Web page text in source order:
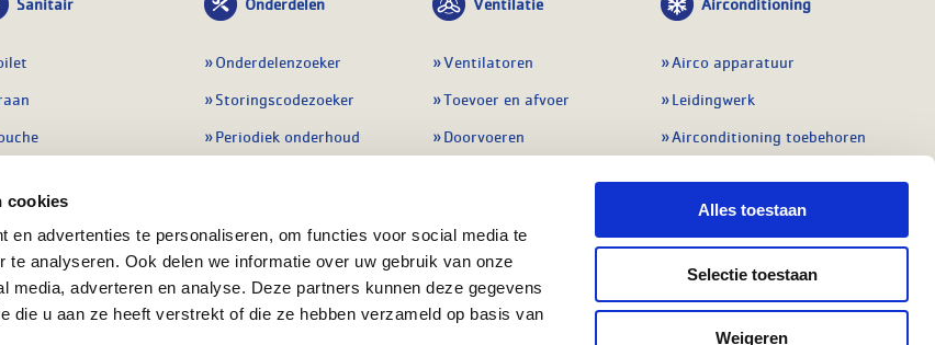
cookies
en advertenties te personaliseren, om functies voor social media te
te analyseren. Ook delen we informatie over uw gebruik van onze
media, adverteren en analyse. Deze partners kunnen deze gegevens
die u aan ze heeft verstrekt of die ze hebben verzameld op basis van
Alles toestaan
Selectie toestaan
Weigeren
sanitair
Onderdelenzoeker
Storingscodezoeker
Periodiek onderhoud
Preventie & detectie
Alle onderdelen
Ventilatoren
Toevoer en afvoer
Doorvoeren
Regelingen
Alle ventilatie
Airco apparatuur
Leidingwerk
Airconditioning toebehoren
Service en onderhoud
Regelapparatuur
Alle koeling